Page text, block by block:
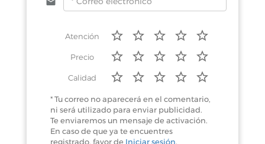
Atención
Precio
Calidad
* Tu correo no aparecerá en el comentario,
ni será utilizado para enviar publicidad.
Te enviaremos un mensaje de activación.
En caso de que ya te encuentres
registrado, favor de Iniciar sesión.